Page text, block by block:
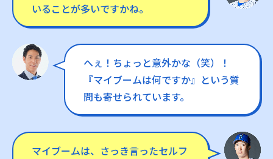
いることが多いですかね。
へぇ！ちょっと意外かな（笑）！
『マイブームは何ですか』という質
問も寄せられています。
マイブームは、さっき言ったセルフ